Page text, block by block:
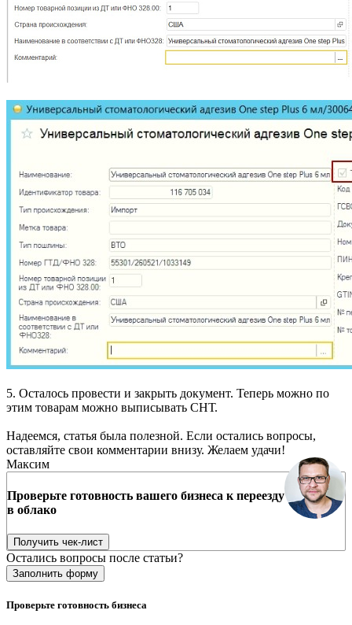
5. Осталось провести и закрыть документ. Теперь можно по
этим товарам можно выписывать СНТ.
Надеемся, статья была полезной. Если остались вопросы,
оставляйте свои комментарии внизу. Желаем удачи!
Максим
Проверьте готовность вашего бизнеса к переезду
в облако
Получить чек-лист
Остались вопросы после статьи?
Заполнить форму
Проверьте готовность бизнеса